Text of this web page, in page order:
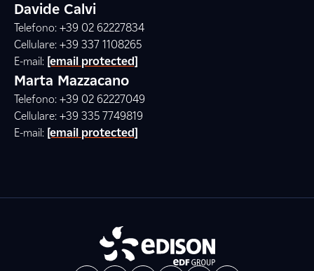
Davide Calvi
Telefono: +39 02 62227834
Cellulare: +39 337 1108265
E-mail: [email protected]
Marta Mazzacano
Telefono: +39 02 62227049
Cellulare: +39 335 7749819
E-mail: [email protected]